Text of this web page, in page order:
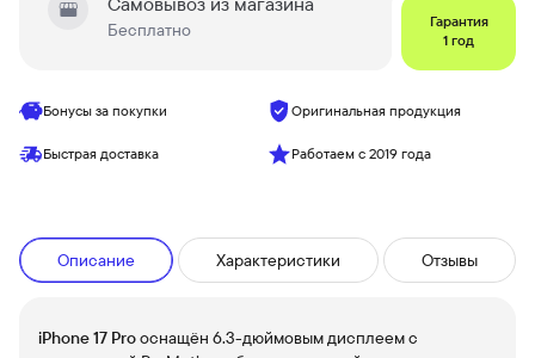
Бесплатно
Гарантия
1 год
Бонусы за покупки Оригинальная продукция
Быстрая доставка Работаем с 2019 года
Описание Характеристики Отзывы
iPhone 17 Proоснащён 6.3-дюймовым дисплеем с